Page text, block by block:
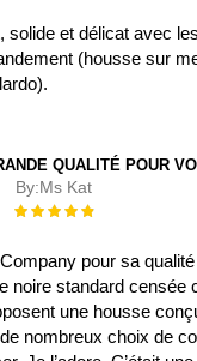
solide et délicat avec
(housse sur
QUALITÉ POUR
By:Ms Kat
Évaluation :
pour sa
noire standard censée
une housse
nombreux choix de